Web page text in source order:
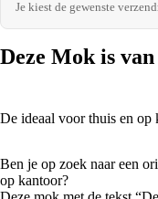
Je kiest de gewenste
Deze Mok is
De ideaal voor thuis en op
Ben je op zoek naar een
op kantoor?